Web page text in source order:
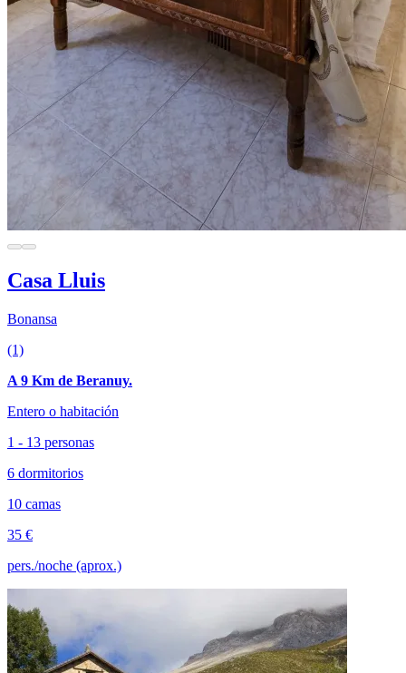
Casa Lluis
Bonansa
(1)
A 9 Km de Beranuy.
Entero o habitación
1 - 13 personas
6 dormitorios
10 camas
35 €
pers./noche (aprox.)